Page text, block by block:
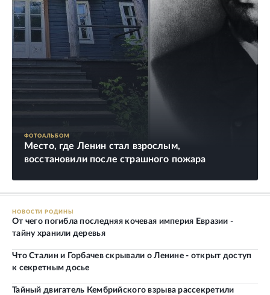
ФОТОАЛЬБОМ
Место, где Ленин стал взрослым,
восстановили после страшного пожара
НОВОСТИ РОДИНЫ
От чего погибла последняя кочевая империя Евразии -
тайну хранили деревья
Что Сталин и Горбачев скрывали о Ленине - открыт доступ
к секретным досье
Тайный двигатель Кембрийского взрыва рассекретили